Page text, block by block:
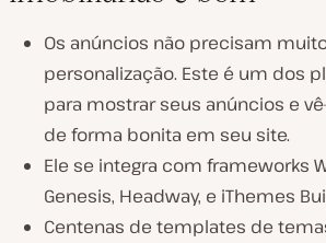
Os anúncios não precisam
personalização. Este é um dos
para mostrar seus anúncios e
de forma bonita em seu site.
Ele se integra com frameworks
Genesis, Headway, e iThemes
Centenas de templates de